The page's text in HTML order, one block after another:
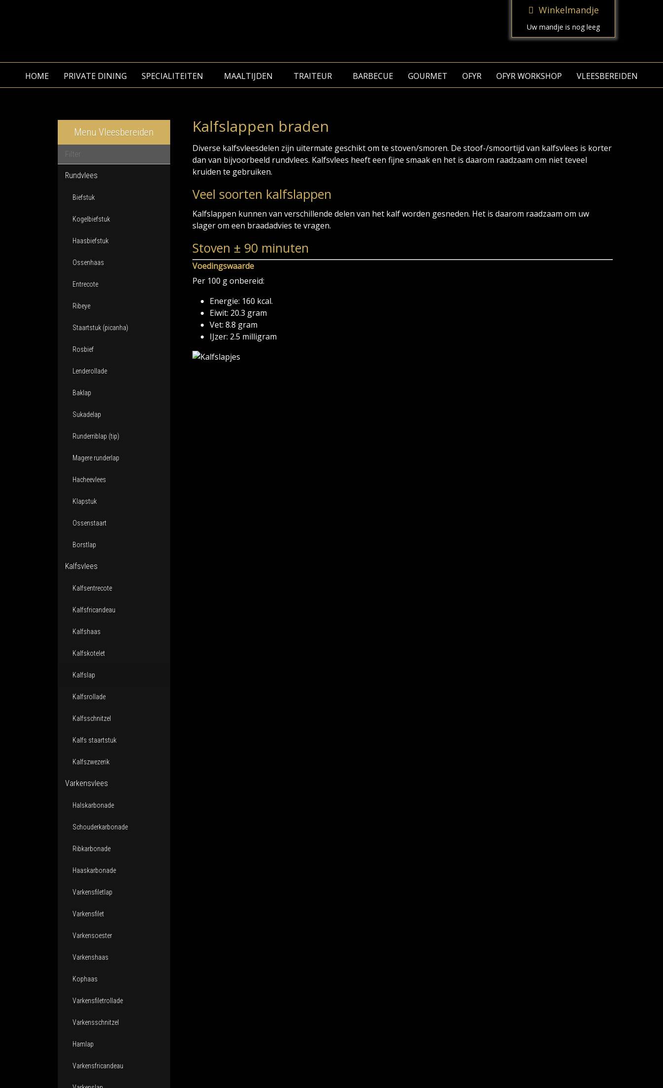
Winkelmandje
Uw mandje is nog leeg
HOME PRIVATE DINING SPECIALITEITEN MAALTIJDEN TRAITEUR BARBECUE GOURMET OFYR OFYR WORKSHOP VLEESBEREIDEN
Menu Vleesbereiden
Rundvlees
Biefstuk
Kogelbiefstuk
Haasbiefstuk
Ossenhaas
Entrecote
Ribeye
Staartstuk (picanha)
Rosbief
Lenderollade
Baklap
Sukadelap
Runderriblap (tip)
Magere runderlap
Hacheevlees
Klapstuk
Ossenstaart
Borstlap
Kalfsvlees
Kalfsentrecote
Kalfsfricandeau
Kalfshaas
Kalfskotelet
Kalfslap
Kalfsrollade
Kalfsschnitzel
Kalfs staartstuk
Kalfszwezerik
Varkensvlees
Halskarbonade
Schouderkarbonade
Ribkarbonade
Haaskarbonade
Varkensfiletlap
Varkensfilet
Varkensoester
Varkenshaas
Kophaas
Varkensfiletrollade
Varkensschnitzel
Hamlap
Varkensfricandeau
Kalfslappen braden
Diverse kalfsvleesdelen zijn uitermate geschikt om te stoven/smoren. De stoof-/smoortijd van kalfsvlees is korter
dan van bijvoorbeeld rundvlees. Kalfsvlees heeft een fijne smaak en het is daarom raadzaam om niet teveel
kruiden te gebruiken.
Veel soorten kalfslappen
Kalfslappen kunnen van verschillende delen van het kalf worden gesneden. Het is daarom raadzaam om uw
slager om een braadadvies te vragen.
Stoven ± 90 minuten
Voedingswaarde
Per 100 g onbereid:
Energie: 160 kcal.
Eiwit: 20.3 gram
Vet: 8.8 gram
IJzer: 2.5 milligram